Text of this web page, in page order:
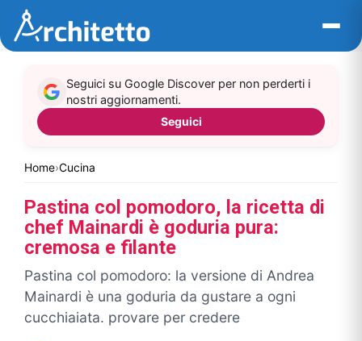
contenuto
Home›Cucina
Seguici su Google Discover per non perderti i
nostri aggiornamenti.
Seguici
Pastina col pomodoro, la ricetta di
chef Mainardi è goduria pura:
cremosa e filante
Pastina col pomodoro: la versione di Andrea
Mainardi è una goduria da gustare a ogni
cucchiaiata. provare per credere